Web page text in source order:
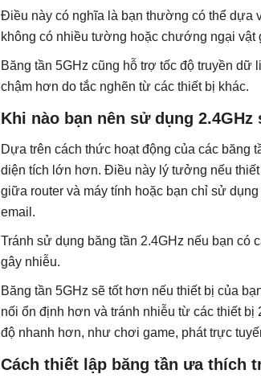
Điều này có nghĩa là bạn thường có thể dựa
không có nhiều tường hoặc chướng ngại vật
Băng tần 5GHz cũng hỗ trợ tốc độ truyền
chậm hơn do tắc nghẽn từ các thiết bị khác.
Khi nào bạn nên sử dụng 2.4GHz
Dựa trên cách thức hoạt động của các băng
diện tích lớn hơn. Điều này lý tưởng nếu
giữa router và máy tính hoặc bạn chỉ sử
email.
Tránh sử dụng băng tần 2.4GHz nếu bạn có
gây nhiễu.
Băng tần 5GHz sẽ tốt hơn nếu thiết bị của
nối ổn định hơn và tránh nhiễu từ các thiết
độ nhanh hơn, như chơi game, phát trực
Cách thiết lập băng tần ưa thích